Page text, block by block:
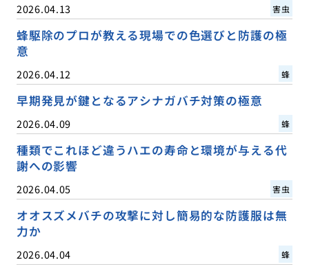
2026.04.13 害虫
蜂駆除のプロが教える現場での色選びと防護の極
意
2026.04.12 蜂
早期発見が鍵となるアシナガバチ対策の極意
2026.04.09 蜂
種類でこれほど違うハエの寿命と環境が与える代
謝への影響
2026.04.05 害虫
オオスズメバチの攻撃に対し簡易的な防護服は無
力か
2026.04.04 蜂